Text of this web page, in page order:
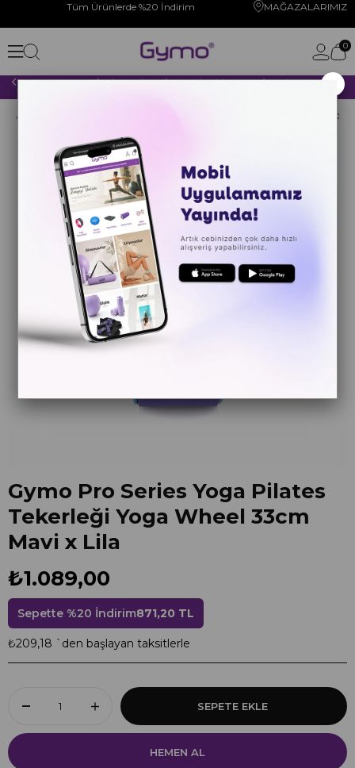
Tüm Ürünlerde %20 İndirim MAĞAZALARIMIZ
0
2000 TL VE ÜZERİ YAPACAĞINIZ TÜM ALIŞVERİŞLERİNİZDE KARGO ÜCRETSİZ!
Anasayfa
Gymo Pro Series Yoga Pilates
Tekerleği Yoga Wheel 33cm
Mavi x Lila
₺1.089,00
Sepette %20 İndirim871,20 TL
₺209,18 `den başlayan taksitlerle